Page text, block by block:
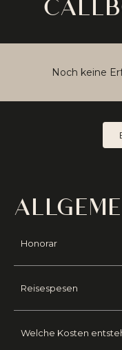
Noch keine
Honorar
Reisespesen
Welche Kosten